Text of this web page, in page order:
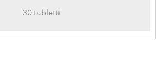
30 tabletti